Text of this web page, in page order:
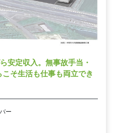
安定収入。無事故手当・
そ生活も仕事も両立でき
ー